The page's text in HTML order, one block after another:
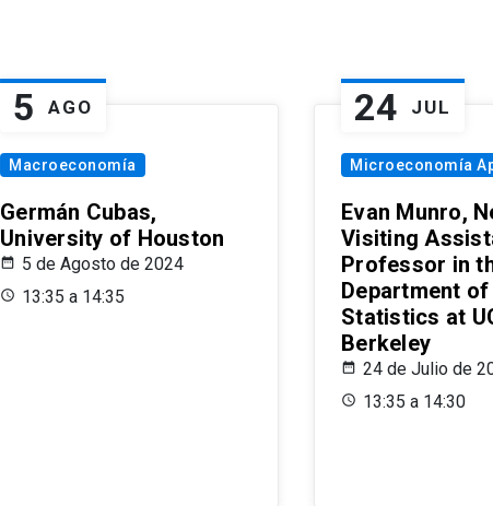
5 AGO
Macroeconomía
Germán Cubas,
University of Houston
5 de Agosto de 2024
13:35 a 14:35
24 JUL
Microeconomía
Evan Munro,
Visiting
Professor in
Department of
Statistics at
Berkeley
24 de Julio de
13:35 a 14:30